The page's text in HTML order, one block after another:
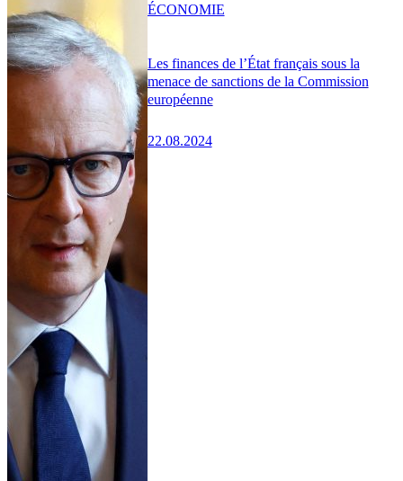
Les finances de l’État français sous la
menace de sanctions de la Commission
européenne
22.08.2024
ÉCONOMIE